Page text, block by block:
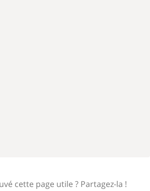
cette page utile ? Partagez-la !